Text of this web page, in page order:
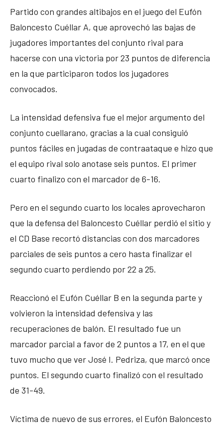
Partido con grandes altibajos en el juego del Eufón
Baloncesto Cuéllar A, que aprovechó las bajas de
jugadores importantes del conjunto rival para
hacerse con una victoria por 23 puntos de diferencia
en la que participaron todos los jugadores
convocados.
La intensidad defensiva fue el mejor argumento del
conjunto cuellarano, gracias a la cual consiguió
puntos fáciles en jugadas de contraataque e hizo que
el equipo rival solo anotase seis puntos. El primer
cuarto finalizo con el marcador de 6-16.
Pero en el segundo cuarto los locales aprovecharon
que la defensa del Baloncesto Cuéllar perdió el sitio y
el CD Base recortó distancias con dos marcadores
parciales de seis puntos a cero hasta finalizar el
segundo cuarto perdiendo por 22 a 25.
Reaccionó el Eufón Cuéllar B en la segunda parte y
volvieron la intensidad defensiva y las
recuperaciones de balón. El resultado fue un
marcador parcial a favor de 2 puntos a 17, en el que
tuvo mucho que ver José I. Pedriza, que marcó once
puntos. El segundo cuarto finalizó con el resultado
de 31-49.
Víctima de nuevo de sus errores, el Eufón Baloncesto